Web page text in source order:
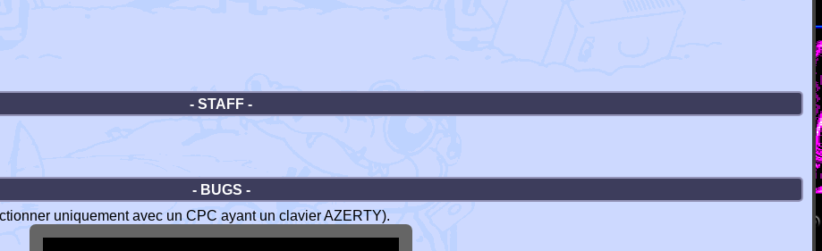
- STAFF -
- BUGS -
uniquement avec un CPC ayant un clavier AZERTY).